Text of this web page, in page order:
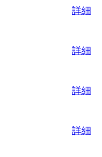
詳細
詳細
詳細
詳細